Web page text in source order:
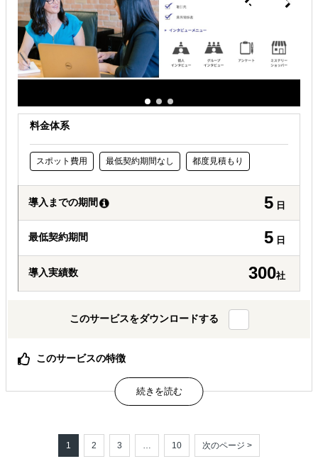
どの国に進出するべきか決めたい
自社商材の現地でのニーズを知りたい
オンラインで販路開拓したい
料金体系
スポット費用 最低契約期間なし 都度見積もり
導入までの期間 5 日
最低契約期間 5 日
導入実績数 300社
このサービスをダウンロードする
このサービスの特徴
現地でのちょっとしたインタビューから業界キーパーソン
へのインタビューまで、ニーズに合わせたインタビューを
ーシングではクオリティ が不安という方も安心して 活用
頂けます。
1 2 3 10 次のページ >